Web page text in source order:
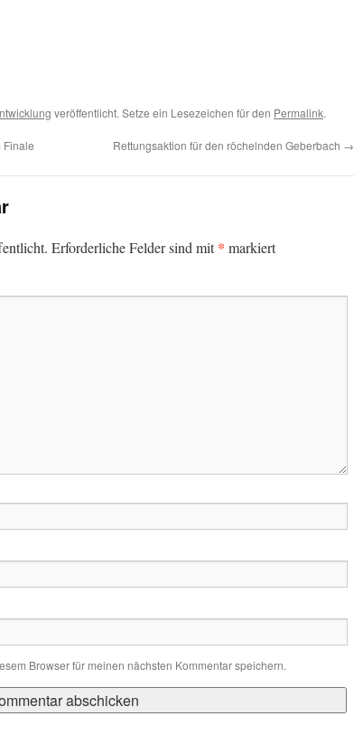
veröffentlicht. Setze ein Lesezeichen für den Permalink.
Finale Rettungsaktion für den röchelnden Geberbach →
Erforderliche Felder sind mit* markiert
Browser für meinen nächsten Kommentar speichern.